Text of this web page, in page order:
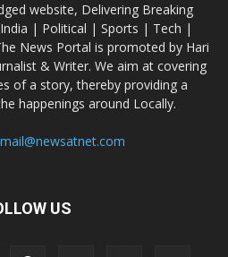
website, Delivering Breaking
| Political | Sports | Tech |
News Portal is promoted by Hari
& Writer. We aim at covering
of a story, thereby providing a
happenings around Locally.
mail@newsatnet.com
US